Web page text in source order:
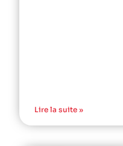
Lire la suite »